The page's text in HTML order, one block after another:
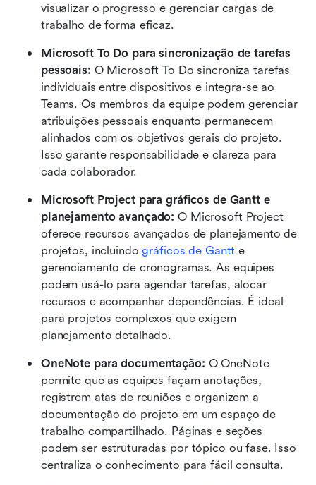
visualizar o progresso e gerenciar cargas de
trabalho de forma eficaz.
Microsoft To Do para sincronização de tarefas
pessoais: O Microsoft To Do sincroniza tarefas
individuais entre dispositivos e integra-se ao
Teams. Os membros da equipe podem gerenciar
atribuições pessoais enquanto permanecem
alinhados com os objetivos gerais do projeto.
Isso garante responsabilidade e clareza para
cada colaborador.
Microsoft Project para gráficos de Gantt e
planejamento avançado: O Microsoft Project
oferece recursos avançados de planejamento de
projetos, incluindo gráficos de Gantt e
gerenciamento de cronogramas. As equipes
podem usá-lo para agendar tarefas, alocar
recursos e acompanhar dependências. É ideal
para projetos complexos que exigem
planejamento detalhado.
OneNote para documentação: O OneNote
permite que as equipes façam anotações,
registrem atas de reuniões e organizem a
documentação do projeto em um espaço de
trabalho compartilhado. Páginas e seções
podem ser estruturadas por tópico ou fase. Isso
centraliza o conhecimento para fácil consulta.